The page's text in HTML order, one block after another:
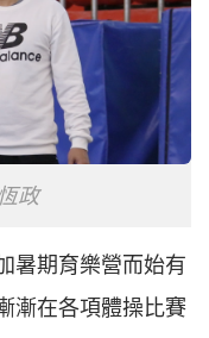
政
暑期育樂營而始有
漸在各項體操比賽